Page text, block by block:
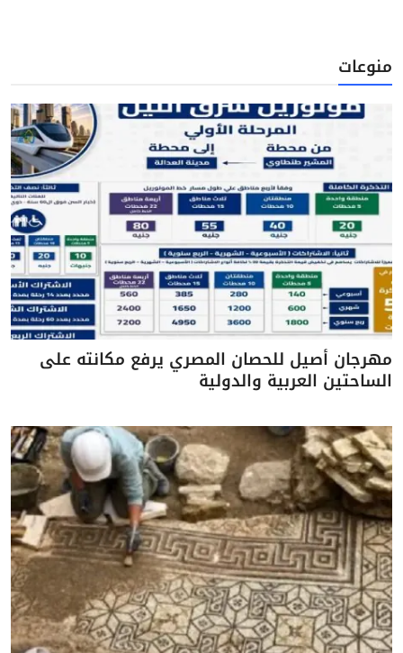
منوعات
مهرجان أصيل للحصان المصري يرفع مكانته على
الساحتين العربية والدولية